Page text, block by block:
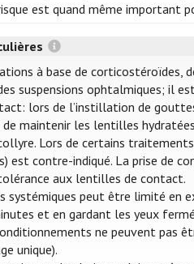
est quand même important
à base de
suspensions ophtalmiques; il
lors de l’instillation de
de maintenir les lentilles
Lors de certains
est contre-indiqué. La prise de
aux lentilles de contact.
systémiques peut être limité en
et en gardant les yeux
ne peuvent pas
unique).